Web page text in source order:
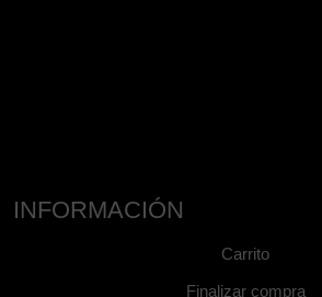
INFORMACIÓN
Carrito
Finalizar compra